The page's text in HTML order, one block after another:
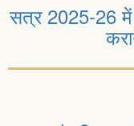
सत्र 2025-26 में